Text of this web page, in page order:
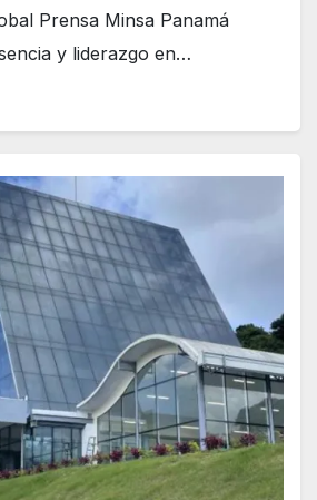
Prensa Minsa Panamá
y liderazgo en…